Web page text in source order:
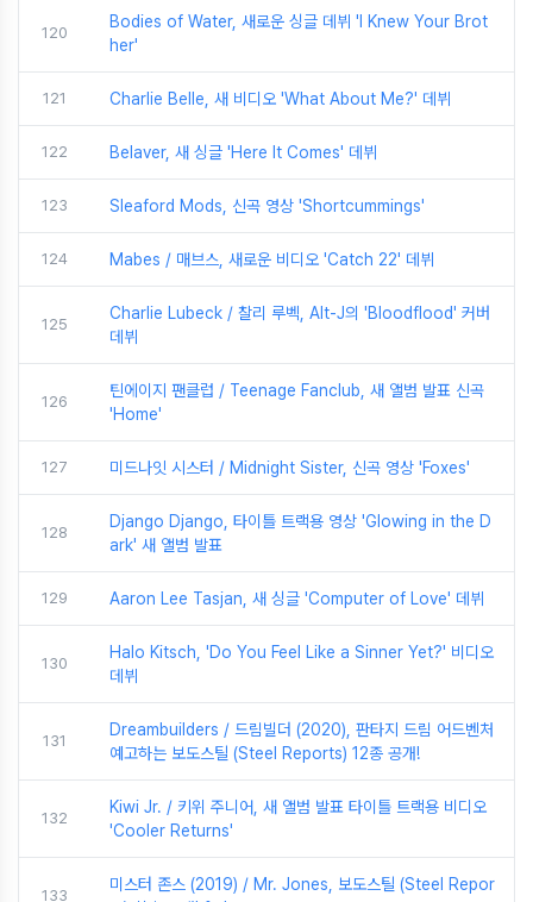
120
Bodies of Water, 새로운 싱글 데뷔 'I Knew Your Brot
her'
121 Charlie Belle, 새 비디오 'What About Me?' 데뷔
122 Belaver, 새 싱글 'Here It Comes' 데뷔
123 Sleaford Mods, 신곡 영상 'Shortcummings'
124 Mabes / 매브스, 새로운 비디오 'Catch 22' 데뷔
125
Charlie Lubeck / 찰리 루벡, Alt-J의 'Bloodflood' 커버
데뷔
126
틴에이지 팬클럽 / Teenage Fanclub, 새 앨범 발표 신곡
'Home'
127 미드나잇 시스터 / Midnight Sister, 신곡 영상 'Foxes'
128
Django Django, 타이틀 트랙용 영상 'Glowing in the D
ark' 새 앨범 발표
129 Aaron Lee Tasjan, 새 싱글 'Computer of Love' 데뷔
130
Halo Kitsch, 'Do You Feel Like a Sinner Yet?' 비디오
데뷔
131
Dreambuilders / 드림빌더 (2020), 판타지 드림 어드벤처
예고하는 보도스틸 (Steel Reports) 12종 공개!
132
Kiwi Jr. / 키위 주니어, 새 앨범 발표 타이틀 트랙용 비디오
'Cooler Returns'
133
미스터 존스 (2019) / Mr. Jones, 보도스틸 (Steel Repor